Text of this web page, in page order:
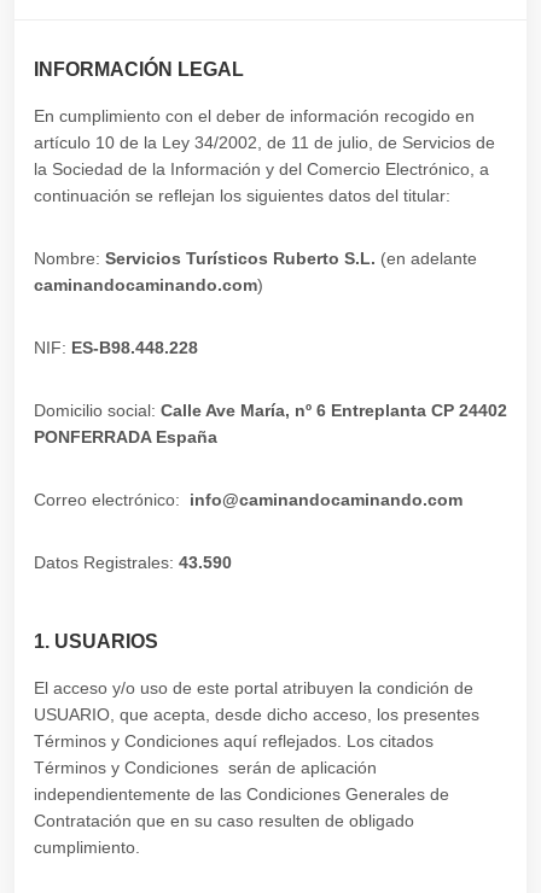
INFORMACIÓN LEGAL
En cumplimiento con el deber de información recogido en
artículo 10 de la Ley 34/2002, de 11 de julio, de Servicios de
la Sociedad de la Información y del Comercio Electrónico, a
continuación se reflejan los siguientes datos del titular:
Nombre: Servicios Turísticos Ruberto S.L. (en adelante
caminandocaminando.com)
NIF: ES-B98.448.228
Domicilio social: Calle Ave María, nº 6 Entreplanta CP 24402
PONFERRADA España
Correo electrónico: info@caminandocaminando.com
Datos Registrales: 43.590
1. USUARIOS
El acceso y/o uso de este portal atribuyen la condición de
USUARIO, que acepta, desde dicho acceso, los presentes
Términos y Condiciones aquí reflejados. Los citados
Términos y Condiciones serán de aplicación
independientemente de las Condiciones Generales de
Contratación que en su caso resulten de obligado
cumplimiento.